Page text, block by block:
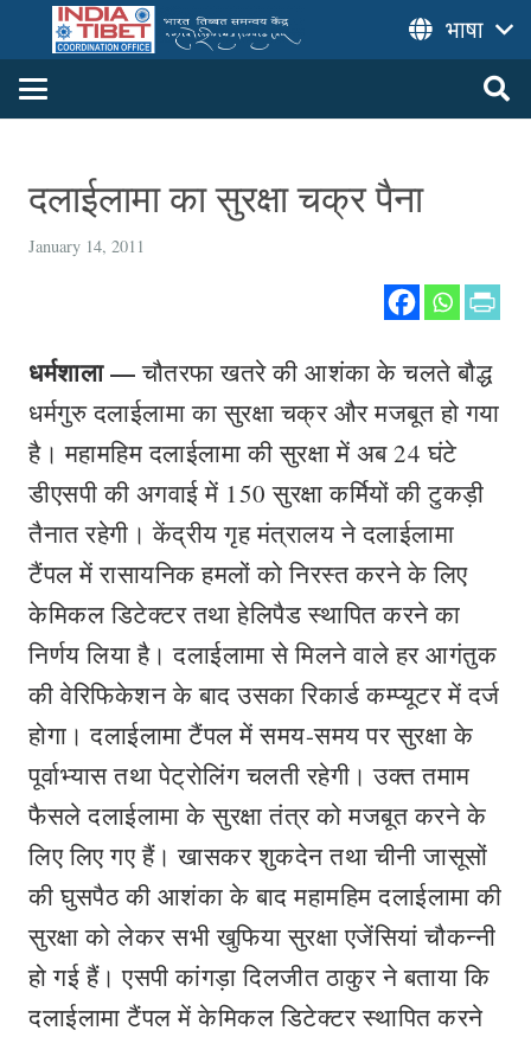
भाषा
दलाईलामा का सुरक्षा चक्र पैना
January 14, 2011
धर्मशाला —चौतरफा खतरे की आशंका के चलते बौद्ध
धर्मगुरु दलाईलामा का सुरक्षा चक्र और मजबूत हो गया
है। महामहिम दलाईलामा की सुरक्षा में अब 24 घंटे
डीएसपी की अगवाई में 150 सुरक्षा कर्मियों की टुकड़ी
तैनात रहेगी। केंद्रीय गृह मंत्रालय ने दलाईलामा
टैंपल में रासायनिक हमलों को निरस्त करने के लिए
केमिकल डिटेक्टर तथा हेलिपैड स्थापित करने का
निर्णय लिया है। दलाईलामा से मिलने वाले हर आगंतुक
की वेरिफिकेशन के बाद उसका रिकार्ड कम्प्यूटर में दर्ज
होगा। दलाईलामा टैंपल में समय-समय पर सुरक्षा के
पूर्वाभ्यास तथा पेट्रोलिंग चलती रहेगी। उक्त तमाम
फैसले दलाईलामा के सुरक्षा तंत्र को मजबूत करने के
लिए लिए गए हैं। खासकर शुकदेन तथा चीनी जासूसों
की घुसपैठ की आशंका के बाद महामहिम दलाईलामा की
सुरक्षा को लेकर सभी खुफिया सुरक्षा एजेंसियां चौकन्नी
हो गई हैं। एसपी कांगड़ा दिलजीत ठाकुर ने बताया कि
दलाईलामा टैंपल में केमिकल डिटेक्टर स्थापित करने